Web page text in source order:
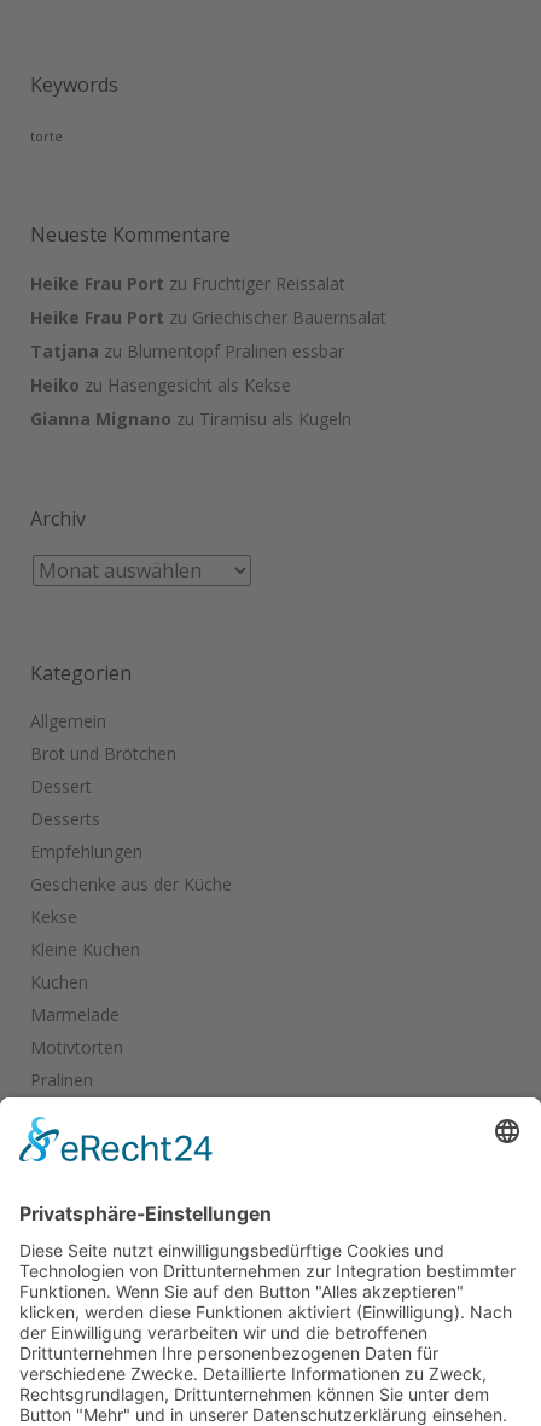
Keywords
torte
Neueste Kommentare
Heike Frau Port zu Fruchtiger Reissalat
Heike Frau Port zu Griechischer Bauernsalat
Tatjana zu Blumentopf Pralinen essbar
Heiko zu Hasengesicht als Kekse
Gianna Mignano zu Tiramisu als Kugeln
Archiv
Kategorien
Allgemein
Brot und Brötchen
Dessert
Desserts
Empfehlungen
Geschenke aus der Küche
Kekse
Kleine Kuchen
Kuchen
Marmelade
Motivtorten
Pralinen
Salate
Salziges
start_torte
Torten
Weihnachtskekse
Hier dürfen Sie ein wenig stöbern